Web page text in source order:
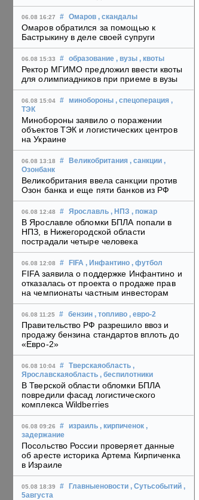
06.08 16:27 # Омаров , скандалы
Омаров обратился за помощью к
Бастрыкину в деле своей супруги
06.08 15:33 # образование , вузы , квоты
Ректор МГИМО предложил ввести квоты
для олимпиадников при приеме в вузы
06.08 15:04 # минобороны , спецоперация ,
ТЭК
Минобороны заявило о поражении
объектов ТЭК и логистических центров
на Украине
06.08 13:18 # Великобритания , санкции ,
Озонбанк
Великобритания ввела санкции против
Озон банка и еще пяти банков из РФ
06.08 12:48 # Ярославль , НПЗ , пожар
В Ярославле обломки БПЛА попали в
НПЗ, в Нижегородской области
пострадали четыре человека
06.08 12:08 # FIFA , Инфантино , футбол
FIFA заявила о поддержке Инфантино и
отказалась от проекта о продаже прав
на чемпионаты частным инвесторам
06.08 11:25 # бензин , топливо , евро-2
Правительство РФ разрешило ввоз и
продажу бензина стандартов вплоть до
«Евро-2»
06.08 10:04 # Тверскаяобласть ,
Ярославскаяобласть , беспилотники
В Тверской области обломки БПЛА
повредили фасад логистического
комплекса Wildberries
06.08 09:26 # израиль , кирпиченок ,
задержание
Посольство России проверяет данные
об аресте историка Артема Кирпиченка
в Израиле
05.08 18:39 # Главныеновости , Сутьсобытий ,
5августа